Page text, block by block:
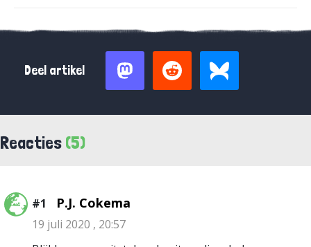
Deel artikel
Reacties (5)
#1 P.J. Cokema
19 juli 2020 , 20:57